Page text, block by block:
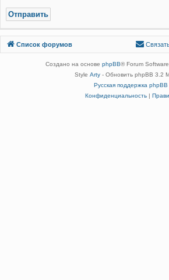
Список форумов
Связаться с
Связат
Создано на основе phpBB® Forum
Style Arty - Обновить phpBB 3.2
Русская поддержка phpBB
Конфиденциальность|